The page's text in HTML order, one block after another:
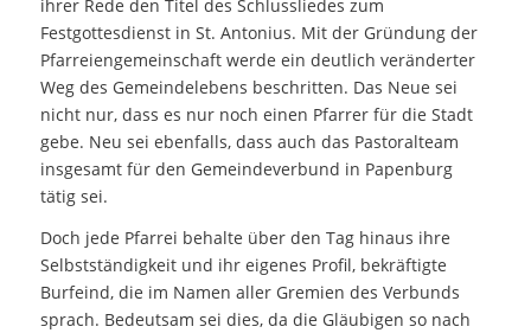
ihrer Rede den Titel des Schlussliedes zum
Festgottesdienst in St. Antonius. Mit der Gründung der
Pfarreiengemeinschaft werde ein deutlich veränderter
Weg des Gemeindelebens beschritten. Das Neue sei
nicht nur, dass es nur noch einen Pfarrer für die Stadt
gebe. Neu sei ebenfalls, dass auch das Pastoralteam
insgesamt für den Gemeindeverbund in Papenburg
tätig sei.
Doch jede Pfarrei behalte über den Tag hinaus ihre
Selbstständigkeit und ihr eigenes Profil, bekräftigte
Burfeind, die im Namen aller Gremien des Verbunds
sprach. Bedeutsam sei dies, da die Gläubigen so nach